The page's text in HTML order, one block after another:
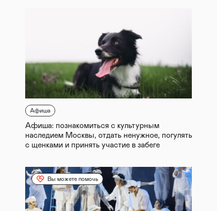
Афиша
Афиша: познакомиться с культурным
наследием Москвы, отдать ненужное, погулять
с щенками и принять участие в забеге
Вы можете помочь